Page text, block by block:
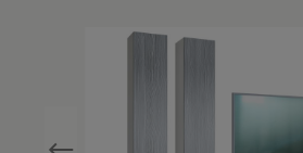
Bildergalerie überspringen